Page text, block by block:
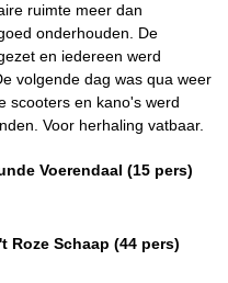
ruimte meer dan
onderhouden. De
en iedereen werd
volgende dag was qua weer
scooters en kano's werd
Voor herhaling vatbaar.
Voerendaal (15 pers)
Roze Schaap (44 pers)